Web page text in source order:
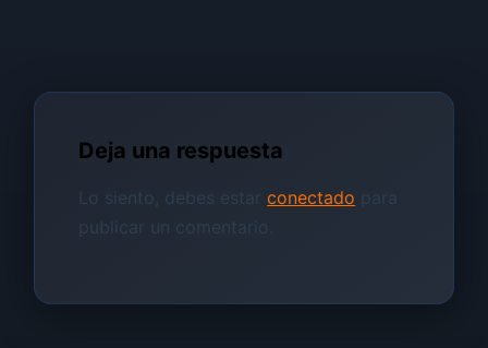
Deja una respuesta
Lo siento, debes estarconectado para
publicar un comentario.